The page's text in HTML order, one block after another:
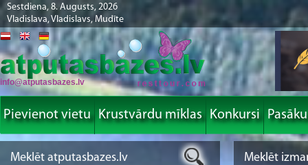
Sestdiena, 8. Augusts, 2026
Vladislava, Vladislavs, Mudīte
info@atputasbazes.lv
Pievienot vietu Krustvārdu mīklas Konkursi